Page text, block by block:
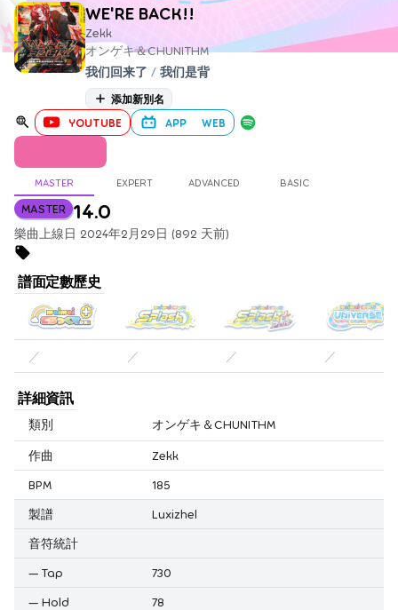
WE'RE BACK!!
Zekk
オンゲキ＆CHUNITHM
我们回来了 / 我们是背
添加新別名
YOUTUBE APP WEB
MASTER EXPERT ADVANCED BASIC
MASTER 14.0
樂曲上線日 2024年2月29日 (892 天前)
譜面定數歷史
／ ／ ／ ／
詳細資訊
類別 オンゲキ＆CHUNITHM
作曲
Zekk
BPM
185
製譜
Luxizhel
音符統計
— Tap
730
— Hold
78